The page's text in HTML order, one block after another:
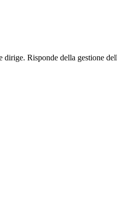
Risponde della gestione